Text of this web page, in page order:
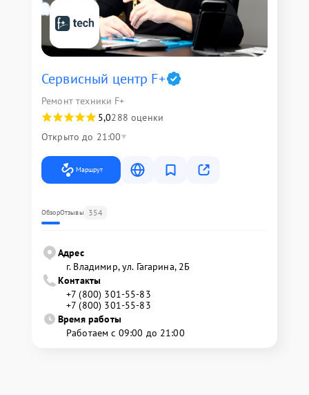
Сервисный центр F+
Ремонт техники F+
5,0288 оценки
Открыто до 21:00
Маршрут
ОбзорОтзывы 354
Адрес
г. Владимир, ул. Гагарина, 2Б
Контакты
+7 (800) 301-55-83
+7 (800) 301-55-83
Время работы
Работаем с 09:00 до 21:00